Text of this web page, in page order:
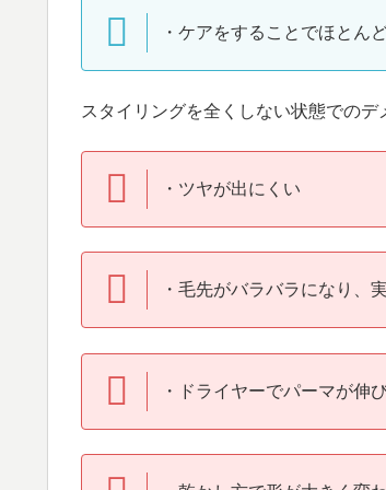
・ケアをすることでほとん
スタイリングを全くしない状態でのデ
・ツヤが出にくい
・毛先がバラバラになり、
・ドライヤーでパーマが伸